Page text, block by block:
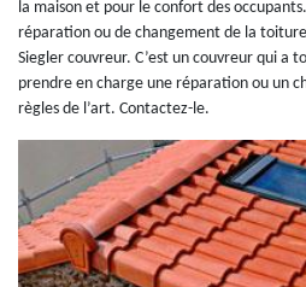
la maison et pour le confort des
réparation ou de changement de la
Siegler couvreur. C’est un couvreur qui a
prendre en charge une réparation ou un
règles de l’art. Contactez-le.